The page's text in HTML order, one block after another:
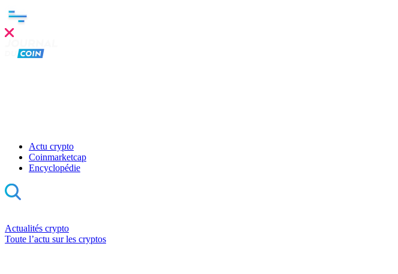
Actu crypto
Coinmarketcap
Encyclopédie
Actualités crypto
Toute l’actu sur les cryptos